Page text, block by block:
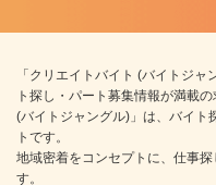
「クリエイトバイト (バイトジ
ト探し・パート募集情報が満載
(バイトジャングル)」は、バイト
トです。
地域密着をコンセプトに、仕事
す。